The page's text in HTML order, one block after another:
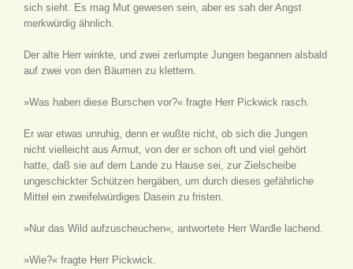
sich sieht. Es mag Mut gewesen sein, aber es sah der Angst
merkwürdig ähnlich.
Der alte Herr winkte, und zwei zerlumpte Jungen begannen alsbald
auf zwei von den Bäumen zu klettern.
»Was haben diese Burschen vor?« fragte Herr Pickwick rasch.
Er war etwas unruhig, denn er wußte nicht, ob sich die Jungen
nicht vielleicht aus Armut, von der er schon oft und viel gehört
hatte, daß sie auf dem Lande zu Hause sei, zur Zielscheibe
ungeschickter Schützen hergäben, um durch dieses gefährliche
Mittel ein zweifelwürdiges Dasein zu fristen.
»Nur das Wild aufzuscheuchen«, antwortete Herr Wardle lachend.
»Wie?« fragte Herr Pickwick.